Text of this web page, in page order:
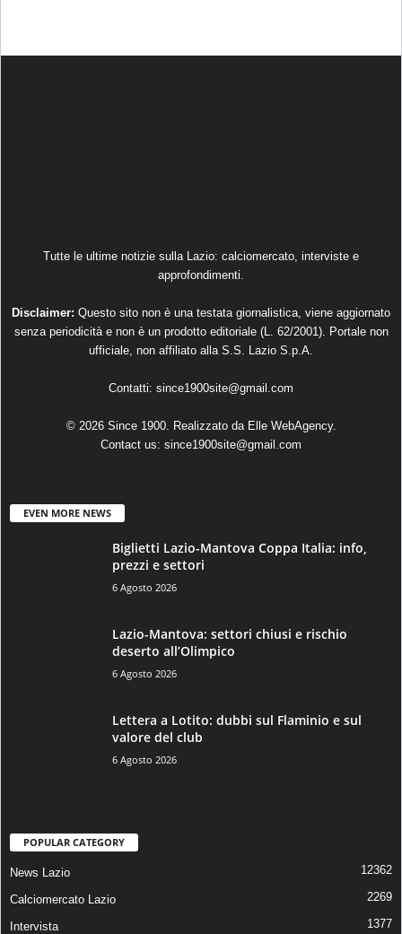
Tutte le ultime notizie sulla Lazio: calciomercato, interviste e
approfondimenti.
Disclaimer: Questo sito non è una testata giornalistica, viene aggiornato
senza periodicità e non è un prodotto editoriale (L. 62/2001). Portale non
ufficiale, non affiliato alla S.S. Lazio S.p.A.
Contatti: since1900site@gmail.com
© 2026 Since 1900. Realizzato da Elle WebAgency.
Contact us: since1900site@gmail.com
EVEN MORE NEWS
Biglietti Lazio-Mantova Coppa Italia: info,
prezzi e settori
6 Agosto 2026
Lazio-Mantova: settori chiusi e rischio
deserto all’Olimpico
6 Agosto 2026
Lettera a Lotito: dubbi sul Flaminio e sul
valore del club
6 Agosto 2026
POPULAR CATEGORY
News Lazio 12362
Calciomercato Lazio 2269
Intervista 1377